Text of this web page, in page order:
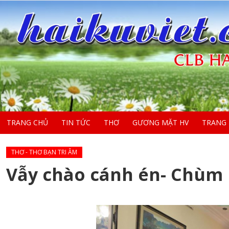
TRANG CHỦ TIN TỨC THƠ GƯƠNG MẶT HV
THƠ - THƠ BẠN TRI ÂM
Vẫy chào cánh én-